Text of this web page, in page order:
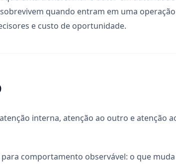
quando entram em uma operação
e custo de oportunidade.
interna, atenção ao outro e atenção
comportamento observável: o que